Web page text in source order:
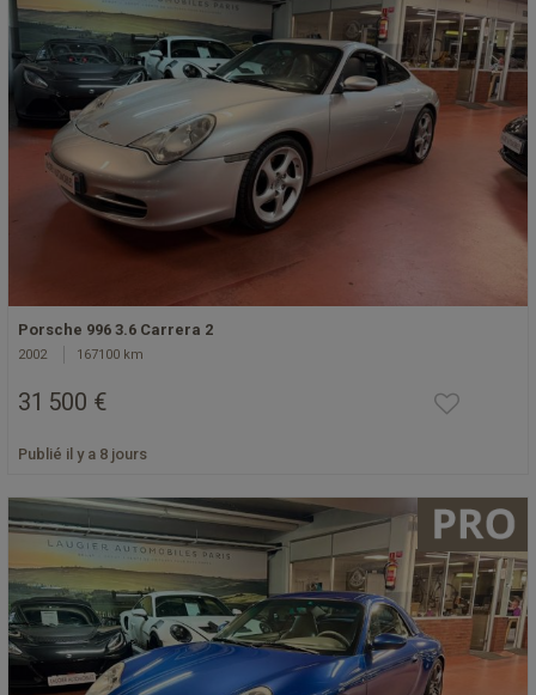
Porsche 996 3.6 Carrera 2
2002 167100 km
31 500 €
Publié il y a 8 jours